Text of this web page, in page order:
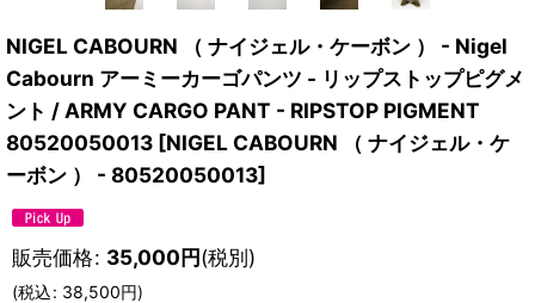
NIGEL CABOURN （ ナイジェル・ケーボン ） - Nigel
Cabourn アーミーカーゴパンツ - リップストップピグメ
ント / ARMY CARGO PANT - RIPSTOP PIGMENT
80520050013 [NIGEL CABOURN （ ナイジェル・ケ
ーボン ） - 80520050013]
販売価格: 35,000円(税別)
(税込: 38,500円)